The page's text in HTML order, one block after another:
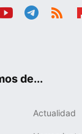
de...
Actualidad